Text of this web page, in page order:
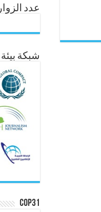
عدد الزوار
شبكة
COP31